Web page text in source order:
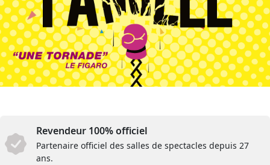
Revendeur 100% officiel
Partenaire officiel des salles de spectacles depuis 27
ans.